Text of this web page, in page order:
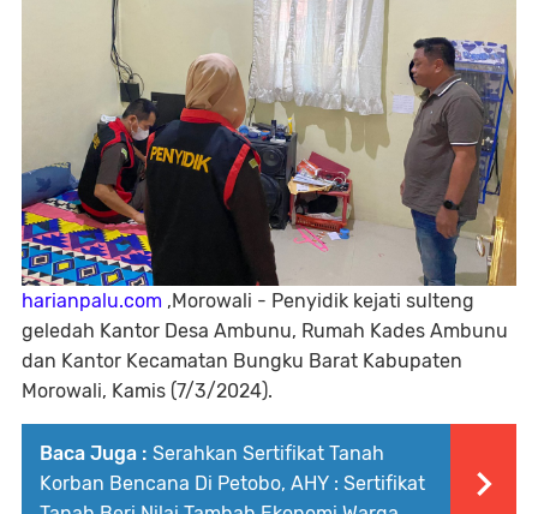
harianpalu.com ,Morowali - Penyidik kejati sulteng
geledah Kantor Desa Ambunu, Rumah Kades Ambunu
dan Kantor Kecamatan Bungku Barat Kabupaten
Morowali, Kamis (7/3/2024).
Baca Juga : Serahkan Sertifikat Tanah
Korban Bencana Di Petobo, AHY : Sertifikat